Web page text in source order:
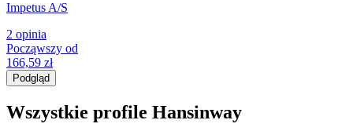
Impetus A/S
2 opinia
Począwszy od
166,59 zł
Podgląd
Wszystkie profile Hansinway